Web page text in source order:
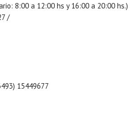
8:00 a 12:00 hs y 16:00 a 20:00 hs.)
/
15449677